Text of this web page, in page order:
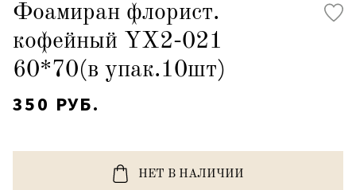
Фоамиран флорист.
кофейный YX2-021
60*70(в упак.10шт)
350 РУБ.
НЕТ В НАЛИЧИИ